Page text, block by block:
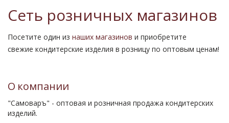
Сеть розничных магазинов
Посетите один из наших магазинов и приобретите
свежие кондитерские изделия в розницу по оптовым ценам!
О компании
"Самоваръ" - оптовая и розничная продажа кондитерских
изделий.